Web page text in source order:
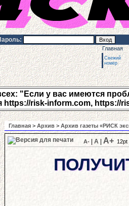
Главная
Свежий
номер
"Если у вас имеются
https://risk-inform.com,
Главная > Архив > Архив газеты «РИСК
A- A A+ 12pt